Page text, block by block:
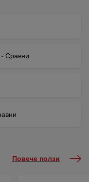
Сравни
Повече ползи